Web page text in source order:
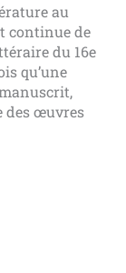
au
continue de
du 16e
qu’une
des œuvres